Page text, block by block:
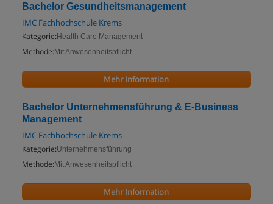
Bachelor Gesundheitsmanagement
IMC Fachhochschule Krems
Kategorie: Health Care Management
Methode: Mit Anwesenheitspflicht
Mehr Information
Bachelor Unternehmensführung & E-Business
Management
IMC Fachhochschule Krems
Kategorie:Unternehmensführung
Methode: Mit Anwesenheitspflicht
Mehr Information